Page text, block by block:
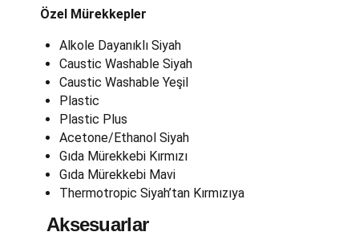
Özel Mürekkepler
Alkole Dayanıklı Siyah
Caustic Washable Siyah
Caustic Washable Yeşil
Plastic
Plastic Plus
Acetone/Ethanol Siyah
Gıda Mürekkebi Kırmızı
Gıda Mürekkebi Mavi
Thermotropic Siyah’tan Kırmızıya
Aksesuarlar